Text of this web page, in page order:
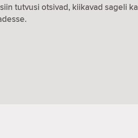
tutvusi otsivad, kiikavad sageli ka